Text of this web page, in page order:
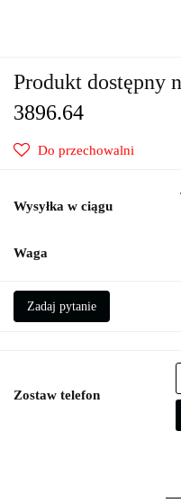
Produkt dostępny
3896.64
Do przechowalni
Wysyłka w ciągu
Waga
Zadaj pytanie
Zostaw telefon